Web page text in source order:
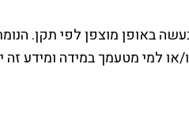
באופן מוצפן לפי תקן.
למי מטעמך במידה ומידע